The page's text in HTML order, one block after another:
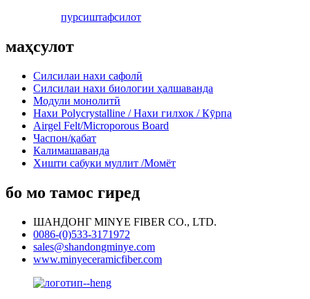
пурсиштафсилот
маҳсулот
Силсилаи нахи сафолӣ
Силсилаи нахи биологии ҳалшаванда
Модули монолитӣ
Нахи Polycrystalline / Нахи гилхок / Кӯрпа
Airgel Felt/Microporous Board
Часпон/қабат
Калимашаванда
Хишти сабуки муллит /Момёт
бо мо тамос гиред
ШАНДОНГ MINYE FIBER CO., LTD.
0086-(0)533-3171972
sales@shandongminye.com
www.minyeceramicfiber.com